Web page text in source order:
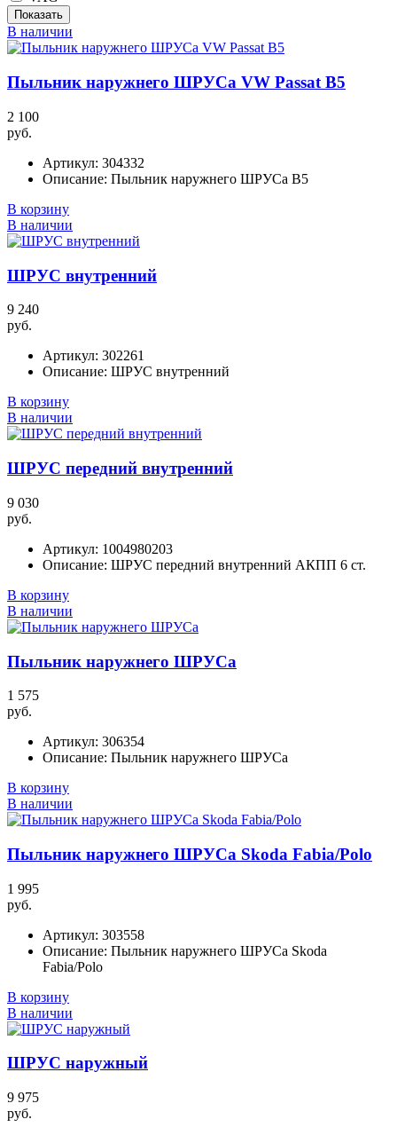
В наличии
Пыльник наружнего ШРУСа VW Passat B5
2 100
руб.
Артикул: 304332
Описание: Пыльник наружнего ШРУСа B5
В корзину
В наличии
ШРУС внутренний
9 240
руб.
Артикул: 302261
Описание: ШРУС внутренний
В корзину
В наличии
ШРУС передний внутренний
9 030
руб.
Артикул: 1004980203
Описание: ШРУС передний внутренний АКПП 6 ст.
В корзину
В наличии
Пыльник наружнего ШРУСа
1 575
руб.
Артикул: 306354
Описание: Пыльник наружнего ШРУСа
В корзину
В наличии
Пыльник наружнего ШРУСа Skoda Fabia/Polo
1 995
руб.
Артикул: 303558
Описание: Пыльник наружнего ШРУСа Skoda
Fabia/Polo
В корзину
В наличии
ШРУС наружный
9 975
руб.